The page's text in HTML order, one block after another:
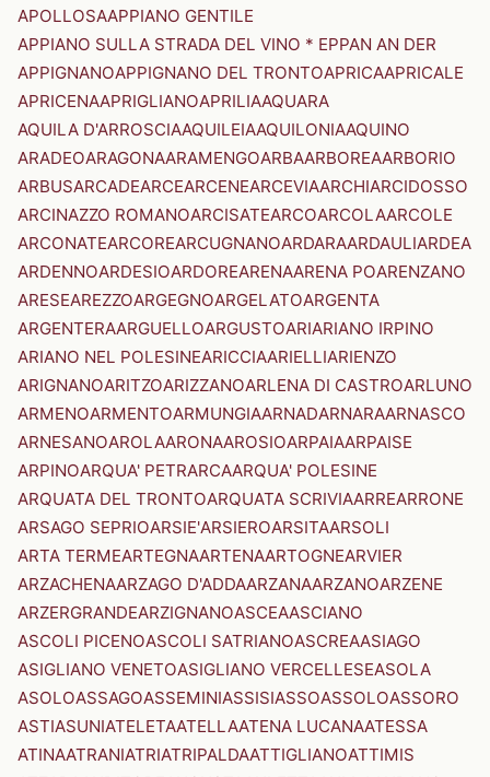
APOLLOSAAPPIANO GENTILE
APPIANO SULLA STRADA DEL VINO * EPPAN AN DER
APPIGNANOAPPIGNANO DEL TRONTOAPRICAAPRICALE
APRICENAAPRIGLIANOAPRILIAAQUARA
AQUILA D'ARROSCIAAQUILEIAAQUILONIAAQUINO
ARADEOARAGONAARAMENGOARBAARBOREAARBORIO
ARBUSARCADEARCEARCENEARCEVIAARCHIARCIDOSSO
ARCINAZZO ROMANOARCISATEARCOARCOLAARCOLE
ARCONATEARCOREARCUGNANOARDARAARDAULIARDEA
ARDENNOARDESIOARDOREARENAARENA POARENZANO
ARESEAREZZOARGEGNOARGELATOARGENTA
ARGENTERAARGUELLOARGUSTOARIARIANO IRPINO
ARIANO NEL POLESINEARICCIAARIELLIARIENZO
ARIGNANOARITZOARIZZANOARLENA DI CASTROARLUNO
ARMENOARMENTOARMUNGIAARNADARNARAARNASCO
ARNESANOAROLAARONAAROSIOARPAIAARPAISE
ARPINOARQUA' PETRARCAARQUA' POLESINE
ARQUATA DEL TRONTOARQUATA SCRIVIAARREARRONE
ARSAGO SEPRIOARSIE'ARSIEROARSITAARSOLI
ARTA TERMEARTEGNAARTENAARTOGNEARVIER
ARZACHENAARZAGO D'ADDAARZANAARZANOARZENE
ARZERGRANDEARZIGNANOASCEAASCIANO
ASCOLI PICENOASCOLI SATRIANOASCREAASIAGO
ASIGLIANO VENETOASIGLIANO VERCELLESEASOLA
ASOLOASSAGOASSEMINIASSISIASSOASSOLOASSORO
ASTIASUNIATELETAATELLAATENA LUCANAATESSA
ATINAATRANIATRIATRIPALDAATTIGLIANOATTIMIS